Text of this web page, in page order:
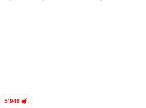
5٬946